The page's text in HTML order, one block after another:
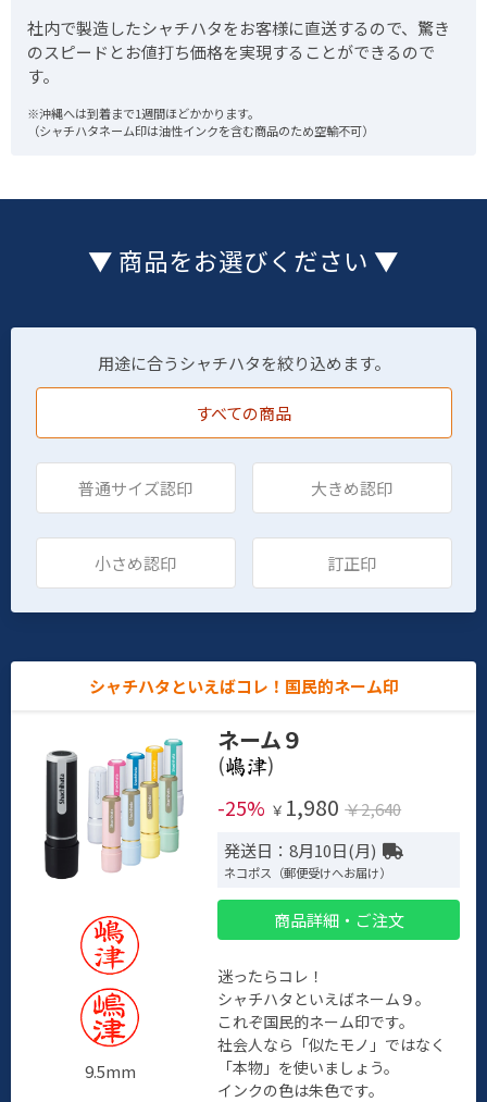
社内で製造したシャチハタをお客様に直送するので、驚き
のスピードとお値打ち価格を実現することができるので
す。
※沖縄へは到着まで1週間ほどかかります。
（シャチハタネーム印は油性インクを含む商品のため空輸不可）
▼ 商品をお選びください ▼
用途に合うシャチハタを絞り込めます。
すべての商品
普通サイズ認印 大きめ認印
小さめ認印 訂正印
シャチハタといえばコレ！国民的ネーム印
9.5mm
ネーム９
(
)
-25% ￥ 1,980 ￥2,640
発送日：8月10日(月)
ネコポス（郵便受けへお届け）
商品詳細・ご注文
迷ったらコレ！
シャチハタといえばネーム９。
これぞ国民的ネーム印です。
社会人なら「似たモノ」ではなく
「本物」を使いましょう。
インクの色は朱色です。